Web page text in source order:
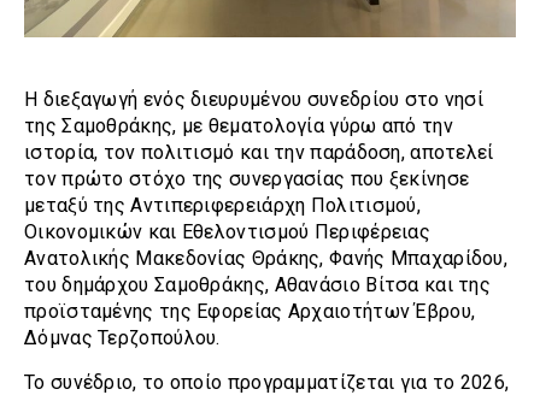
Η διεξαγωγή ενός διευρυμένου συνεδρίου στο νησί
της Σαμοθράκης, με θεματολογία γύρω από την
ιστορία, τον πολιτισμό και την παράδοση, αποτελεί
τον πρώτο στόχο της συνεργασίας που ξεκίνησε
μεταξύ της Αντιπεριφερειάρχη Πολιτισμού,
Οικονομικών και Εθελοντισμού Περιφέρειας
Ανατολικής Μακεδονίας Θράκης, Φανής Μπαχαρίδου,
του δημάρχου Σαμοθράκης, Αθανάσιο Βίτσα και της
προϊσταμένης της Εφορείας Αρχαιοτήτων Έβρου,
Δόμνας Τερζοπούλου.
Το συνέδριο, το οποίο προγραμματίζεται για το 2026,